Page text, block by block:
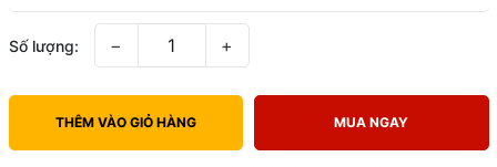
Số lượng: − +
THÊM VÀO GIỎ HÀNG MUA NGAY